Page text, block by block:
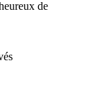
de